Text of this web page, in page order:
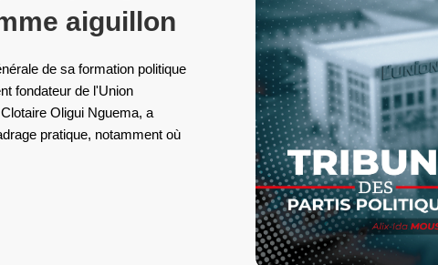
aiguillon
de sa formation politique
fondateur de l'Union
Oligui Nguema, a
pratique, notamment où